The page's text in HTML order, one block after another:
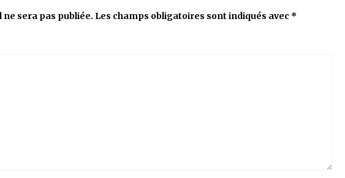
sera pas publiée. Les champs obligatoires sont indiqués avec *